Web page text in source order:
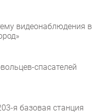
видеонаблюдения в
спасателей
я базовая станция